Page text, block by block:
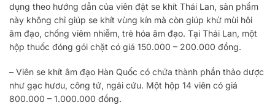
dụng theo hướng dẫn của viên đặt se khít Thái Lan, sản phẩm
này không chỉ giúp se khít vùng kín mà còn giúp khử mùi hôi
âm đạo, chống viêm nhiễm, trẻ hóa âm đạo. Tại Thái Lan, một
hộp thuốc đóng gói chặt có giá 150.000 – 200.000 đồng.
– Viên se khít âm đạo Hàn Quốc có chứa thành phần thảo dược
như gạc hươu, công tử, ngải cứu. Một hộp 14 viên có giá
800.000 – 1.000.000 đồng.